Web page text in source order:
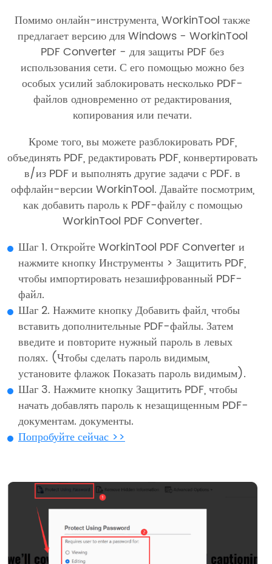
Помимо онлайн-инструмента, WorkinTool также
предлагает версию для Windows - WorkinTool
PDF Converter - для защиты PDF без
использования сети. С его помощью можно без
особых усилий заблокировать несколько PDF-
файлов одновременно от редактирования,
копирования или печати.
Кроме того, вы можете разблокировать PDF,
объединять PDF, редактировать PDF, конвертировать
в/из PDF и выполнять другие задачи с PDF. в
оффлайн-версии WorkinTool. Давайте посмотрим,
как добавить пароль к PDF-файлу с помощью
WorkinTool PDF Converter.
Шаг 1. Откройте WorkinTool PDF Converter и
нажмите кнопку Инструменты > Защитить PDF,
чтобы импортировать незашифрованный PDF-
файл.
Шаг 2. Нажмите кнопку Добавить файл, чтобы
вставить дополнительные PDF-файлы. Затем
введите и повторите нужный пароль в левых
полях. (Чтобы сделать пароль видимым,
установите флажок Показать пароль видимым).
Шаг 3. Нажмите кнопку Защитить PDF, чтобы
начать добавлять пароль к незащищенным PDF-
документам. документы.
Попробуйте сейчас >>